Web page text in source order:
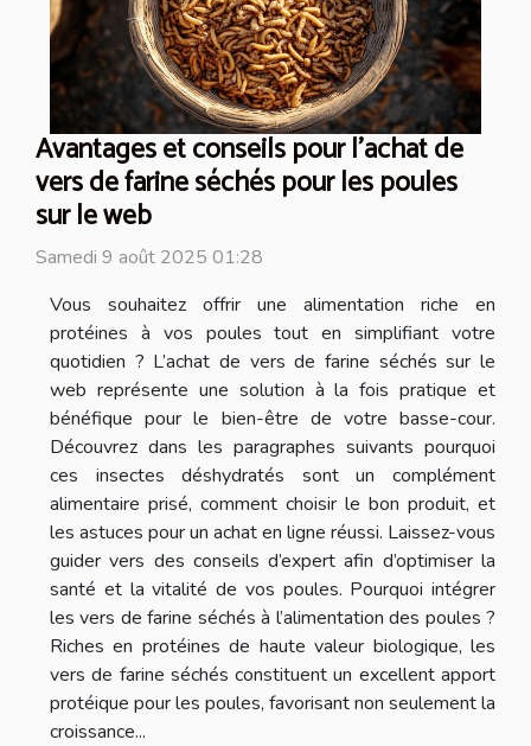
Avantages et conseils pour l'achat de
vers de farine séchés pour les poules
sur le web
Samedi 9 août 2025 01:28
Vous souhaitez offrir une alimentation riche en
protéines à vos poules tout en simplifiant votre
quotidien ? L’achat de vers de farine séchés sur le
web représente une solution à la fois pratique et
bénéfique pour le bien-être de votre basse-cour.
Découvrez dans les paragraphes suivants pourquoi
ces insectes déshydratés sont un complément
alimentaire prisé, comment choisir le bon produit, et
les astuces pour un achat en ligne réussi. Laissez-vous
guider vers des conseils d’expert afin d’optimiser la
santé et la vitalité de vos poules. Pourquoi intégrer
les vers de farine séchés à l’alimentation des poules ?
Riches en protéines de haute valeur biologique, les
vers de farine séchés constituent un excellent apport
protéique pour les poules, favorisant non seulement la
croissance...